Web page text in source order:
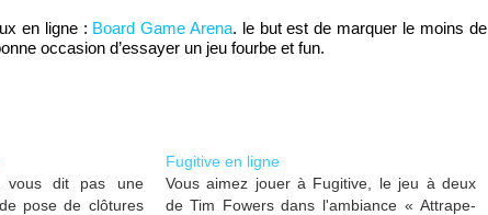
en ligne : Board Game Arena. le but est de marquer le moins de
occasion d’essayer un jeu fourbe et fun.
vous dit pas une
pose de clôtures
Fugitive en ligne
Vous aimez jouer à Fugitive, le jeu à deux
de Tim Fowers dans l'ambiance « Attrape-